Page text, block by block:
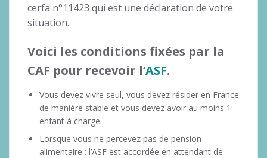
cerfa n°11423 qui est une déclaration de votre
situation.
Voici les conditions fixées par la
CAF pour recevoir l’ASF.
Vous devez vivre seul, vous devez résider en France
de manière stable et vous devez avoir au moins 1
enfant à charge
Lorsque vous ne percevez pas de pension
alimentaire : l’ASF est accordée en attendant de